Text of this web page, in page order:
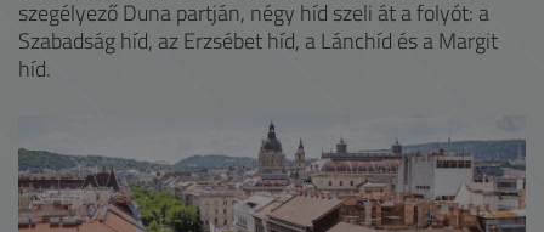
szegélyező Duna partján, négy híd szeli át a folyót: a
Szabadság híd, az Erzsébet híd, a Lánchíd és a Margit
híd.